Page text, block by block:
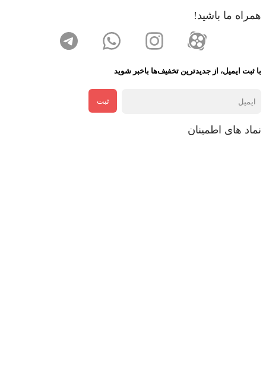
همراه ما باشید!
با ثبت ایمیل، از جدید‌ترین تخفیف‌ها با‌خبر شوید
ثبت
نماد های اطمینان